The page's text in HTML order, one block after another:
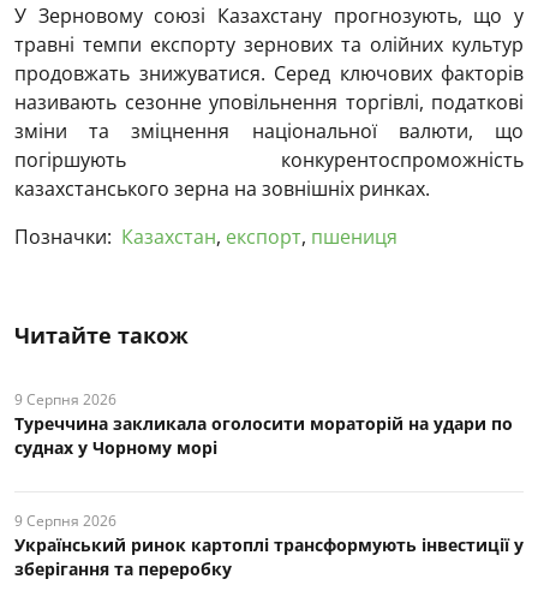
У Зерновому союзі Казахстану прогнозують, що у
травні темпи експорту зернових та олійних культур
продовжать знижуватися. Серед ключових факторів
називають сезонне уповільнення торгівлі, податкові
зміни та зміцнення національної валюти, що
погіршують конкурентоспроможність
казахстанського зерна на зовнішніх ринках.
Позначки: Казахстан, експорт, пшениця
Читайте також
9 Серпня 2026
Туреччина закликала оголосити мораторій на удари по
суднах у Чорному морі
9 Серпня 2026
Український ринок картоплі трансформують інвестиції у
зберігання та переробку